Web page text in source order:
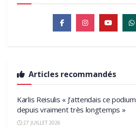
Articles recommandés
Karlis Reisulis « J’attendais ce podium
depuis vraiment très longtemps »
27 JUILLET 2026